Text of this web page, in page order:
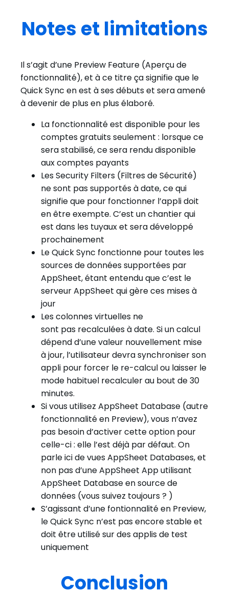
Notes et limitations
Il s’agit d’une Preview Feature (Aperçu de
fonctionnalité), et à ce titre ça signifie que le
Quick Sync en est à ses débuts et sera amené
à devenir de plus en plus élaboré.
La fonctionnalité est disponible pour les
comptes gratuits seulement : lorsque ce
sera stabilisé, ce sera rendu disponible
aux comptes payants
Les Security Filters (Filtres de Sécurité)
ne sont pas supportés à date, ce qui
signifie que pour fonctionner l’appli doit
en être exempte. C’est un chantier qui
est dans les tuyaux et sera développé
prochainement
Le Quick Sync fonctionne pour toutes les
sources de données supportées par
AppSheet, étant entendu que c’est le
serveur AppSheet qui gère ces mises à
jour
Les colonnes virtuelles ne
sont pas recalculées à date. Si un calcul
dépend d’une valeur nouvellement mise
à jour, l’utilisateur devra synchroniser son
appli pour forcer le re-calcul ou laisser le
mode habituel recalculer au bout de 30
minutes.
Si vous utilisez AppSheet Database (autre
fonctionnalité en Preview), vous n’avez
pas besoin d’activer cette option pour
celle-ci : elle l’est déjà par défaut. On
parle ici de vues AppSheet Databases, et
non pas d’une AppSheet App utilisant
AppSheet Database en source de
données (vous suivez toujours ? )
S’agissant d’une fontionnalité en Preview,
le Quick Sync n’est pas encore stable et
doit être utilisé sur des applis de test
uniquement
Conclusion